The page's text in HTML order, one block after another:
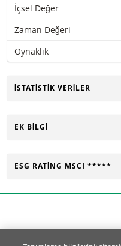
İçsel Değer
Zaman Değeri
Oynaklık
AÇ
İSTATISTIK VERILER
AÇ
EK BILGI
AÇ
ESG RATING MSCI *****
Tanımlama Bilgisi